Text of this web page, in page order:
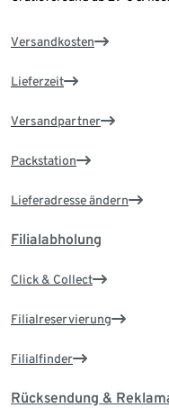
Versandkosten
Lieferzeit
Versandpartner
Packstation
Lieferadresse ändern
Filialabholung
Click & Collect
Filialreservierung
Filialfinder
Rücksendung &